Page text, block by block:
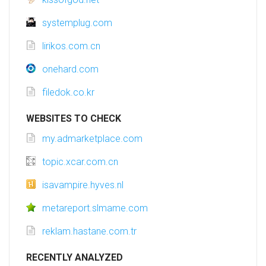
systemplug.com
lirikos.com.cn
onehard.com
filedok.co.kr
WEBSITES TO CHECK
my.admarketplace.com
topic.xcar.com.cn
isavampire.hyves.nl
metareport.slmame.com
reklam.hastane.com.tr
RECENTLY ANALYZED